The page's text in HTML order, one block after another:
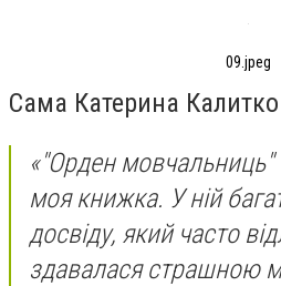
09.jpeg
Сама Катерина Калитко
«"Орден
моя книжка. У ній
досвіду, який часто
здавалася страшною